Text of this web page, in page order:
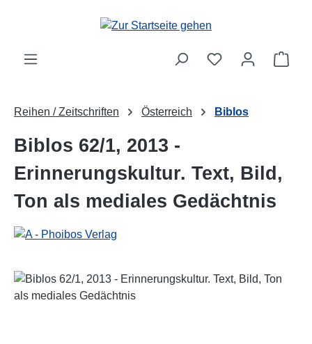
Zum Hauptinhalt springen
Reihen / Zeitschriften Österreich Biblos
Biblos 62/1, 2013 -
Erinnerungskultur. Text, Bild,
Ton als mediales Gedächtnis
Bildergalerie überspringen